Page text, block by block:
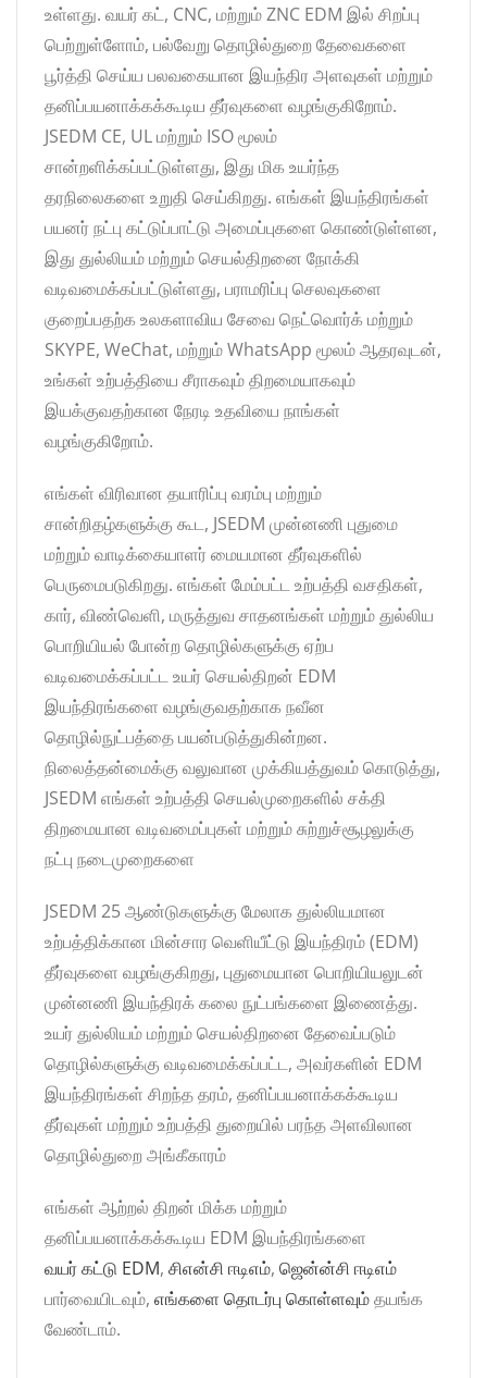
உள்ளது. வயர் கட், CNC, மற்றும் ZNC EDM இல் சிறப்பு
பெற்றுள்ளோம், பல்வேறு தொழில்துறை தேவைகளை
பூர்த்தி செய்ய பலவகையான இயந்திர அளவுகள் மற்றும்
தனிப்பயனாக்கக்கூடிய தீர்வுகளை வழங்குகிறோம்.
JSEDM CE, UL மற்றும் ISO மூலம்
சான்றளிக்கப்பட்டுள்ளது, இது மிக உயர்ந்த
தரநிலைகளை உறுதி செய்கிறது. எங்கள் இயந்திரங்கள்
பயனர் நட்பு கட்டுப்பாட்டு அமைப்புகளை கொண்டுள்ளன,
இது துல்லியம் மற்றும் செயல்திறனை நோக்கி
வடிவமைக்கப்பட்டுள்ளது, பராமரிப்பு செலவுகளை
குறைப்பதற்க உலகளாவிய சேவை நெட்வொர்க் மற்றும்
SKYPE, WeChat, மற்றும் WhatsApp மூலம் ஆதரவுடன்,
உங்கள் உற்பத்தியை சீராகவும் திறமையாகவும்
இயக்குவதற்கான நேரடி உதவியை நாங்கள்
வழங்குகிறோம்.
எங்கள் விரிவான தயாரிப்பு வரம்பு மற்றும்
சான்றிதழ்களுக்கு கூட, JSEDM முன்னணி புதுமை
மற்றும் வாடிக்கையாளர் மையமான தீர்வுகளில்
பெருமைபடுகிறது. எங்கள் மேம்பட்ட உற்பத்தி வசதிகள்,
கார், விண்வெளி, மருத்துவ சாதனங்கள் மற்றும் துல்லிய
பொறியியல் போன்ற தொழில்களுக்கு ஏற்ப
வடிவமைக்கப்பட்ட உயர் செயல்திறன் EDM
இயந்திரங்களை வழங்குவதற்காக நவீன
தொழில்நுட்பத்தை பயன்படுத்துகின்றன.
நிலைத்தன்மைக்கு வலுவான முக்கியத்துவம் கொடுத்து,
JSEDM எங்கள் உற்பத்தி செயல்முறைகளில் சக்தி
திறமையான வடிவமைப்புகள் மற்றும் சுற்றுச்சூழலுக்கு
நட்பு நடைமுறைகளை
JSEDM 25 ஆண்டுகளுக்கு மேலாக துல்லியமான
உற்பத்திக்கான மின்சார வெளியீட்டு இயந்திரம் (EDM)
தீர்வுகளை வழங்குகிறது, புதுமையான பொறியியலுடன்
முன்னணி இயந்திரக் கலை நுட்பங்களை இணைத்து.
உயர் துல்லியம் மற்றும் செயல்திறனை தேவைப்படும்
தொழில்களுக்கு வடிவமைக்கப்பட்ட, அவர்களின் EDM
இயந்திரங்கள் சிறந்த தரம், தனிப்பயனாக்கக்கூடிய
தீர்வுகள் மற்றும் உற்பத்தி துறையில் பரந்த அளவிலான
தொழில்துறை அங்கீகாரம்
எங்கள் ஆற்றல் திறன் மிக்க மற்றும்
தனிப்பயனாக்கக்கூடிய EDM இயந்திரங்களை
வயர் கட்டு EDM, சிஎன்சி ஈடிஎம், ஜென்ன்சி ஈடிஎம்
பார்வையிடவும், எங்களை தொடர்பு கொள்ளவும்தயங்க
வேண்டாம்.